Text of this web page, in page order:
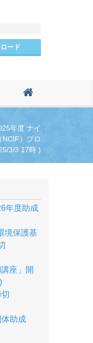
ード
年度 ナイ
）プロ
3/3 17時 )
年度助成
境保護基
座」開
助成